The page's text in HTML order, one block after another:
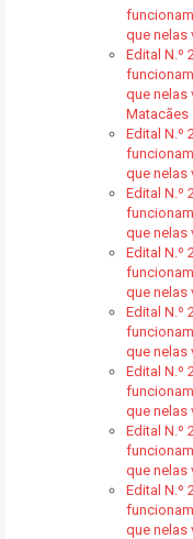
que nelas
Edital N.º
que nelas
Matacães
Edital N.º
que nelas
Edital N.º
que nelas
Edital N.º
que nelas
Edital N.º
que nelas
Edital N.º
que nelas
Edital N.º
que nelas
Edital N.º
que nelas